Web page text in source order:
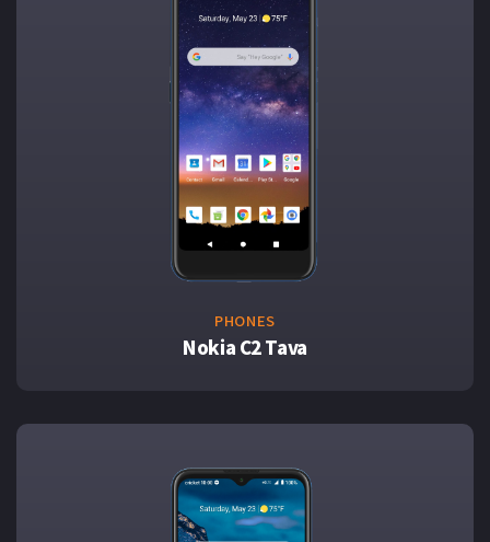
PHONES
Nokia C2 Tava